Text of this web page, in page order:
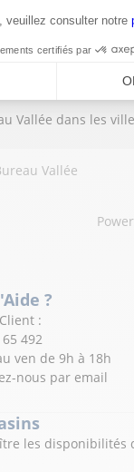
commander en
en magasin
Vallée dans les
Vallée
?
:
492
ven de 9h à 18h
nous par email
les disponibilités